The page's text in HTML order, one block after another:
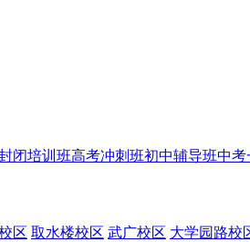
闭培训班高考冲刺班初中辅导班中考
区 取水楼校区 武广校区 大学园路校